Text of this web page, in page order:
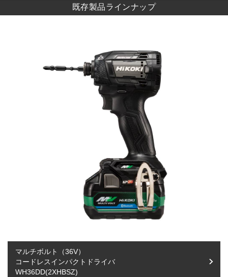
既存製品ラインナップ
マルチボルト（36V）
コードレスインパクトドライバ
WH36DD(2XHBSZ)